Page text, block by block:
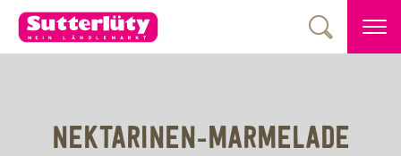
NEKTARINEN-MARMELADE